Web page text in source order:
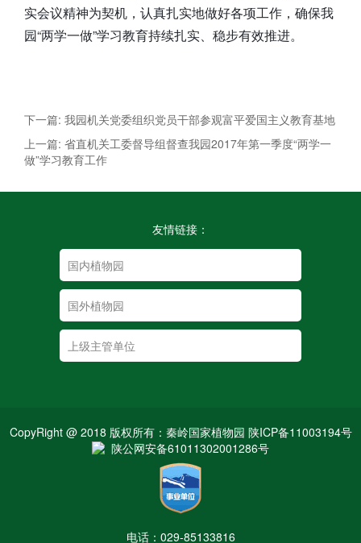
实会议精神为契机，认真扎实地做好各项工作，确保我
园“两学一做”学习教育持续扎实、稳步有效推进。
下一篇: 我园机关党委组织党员干部参观富平爱国主义教育基地
上一篇: 省直机关工委督导组督查我园2017年第一季度“两学一
做”学习教育工作
友情链接：
CopyRight @ 2018 版权所有：秦岭国家植物园 陕ICP备11003194号
陕公网安备61011302001286号
电话：029-85133816